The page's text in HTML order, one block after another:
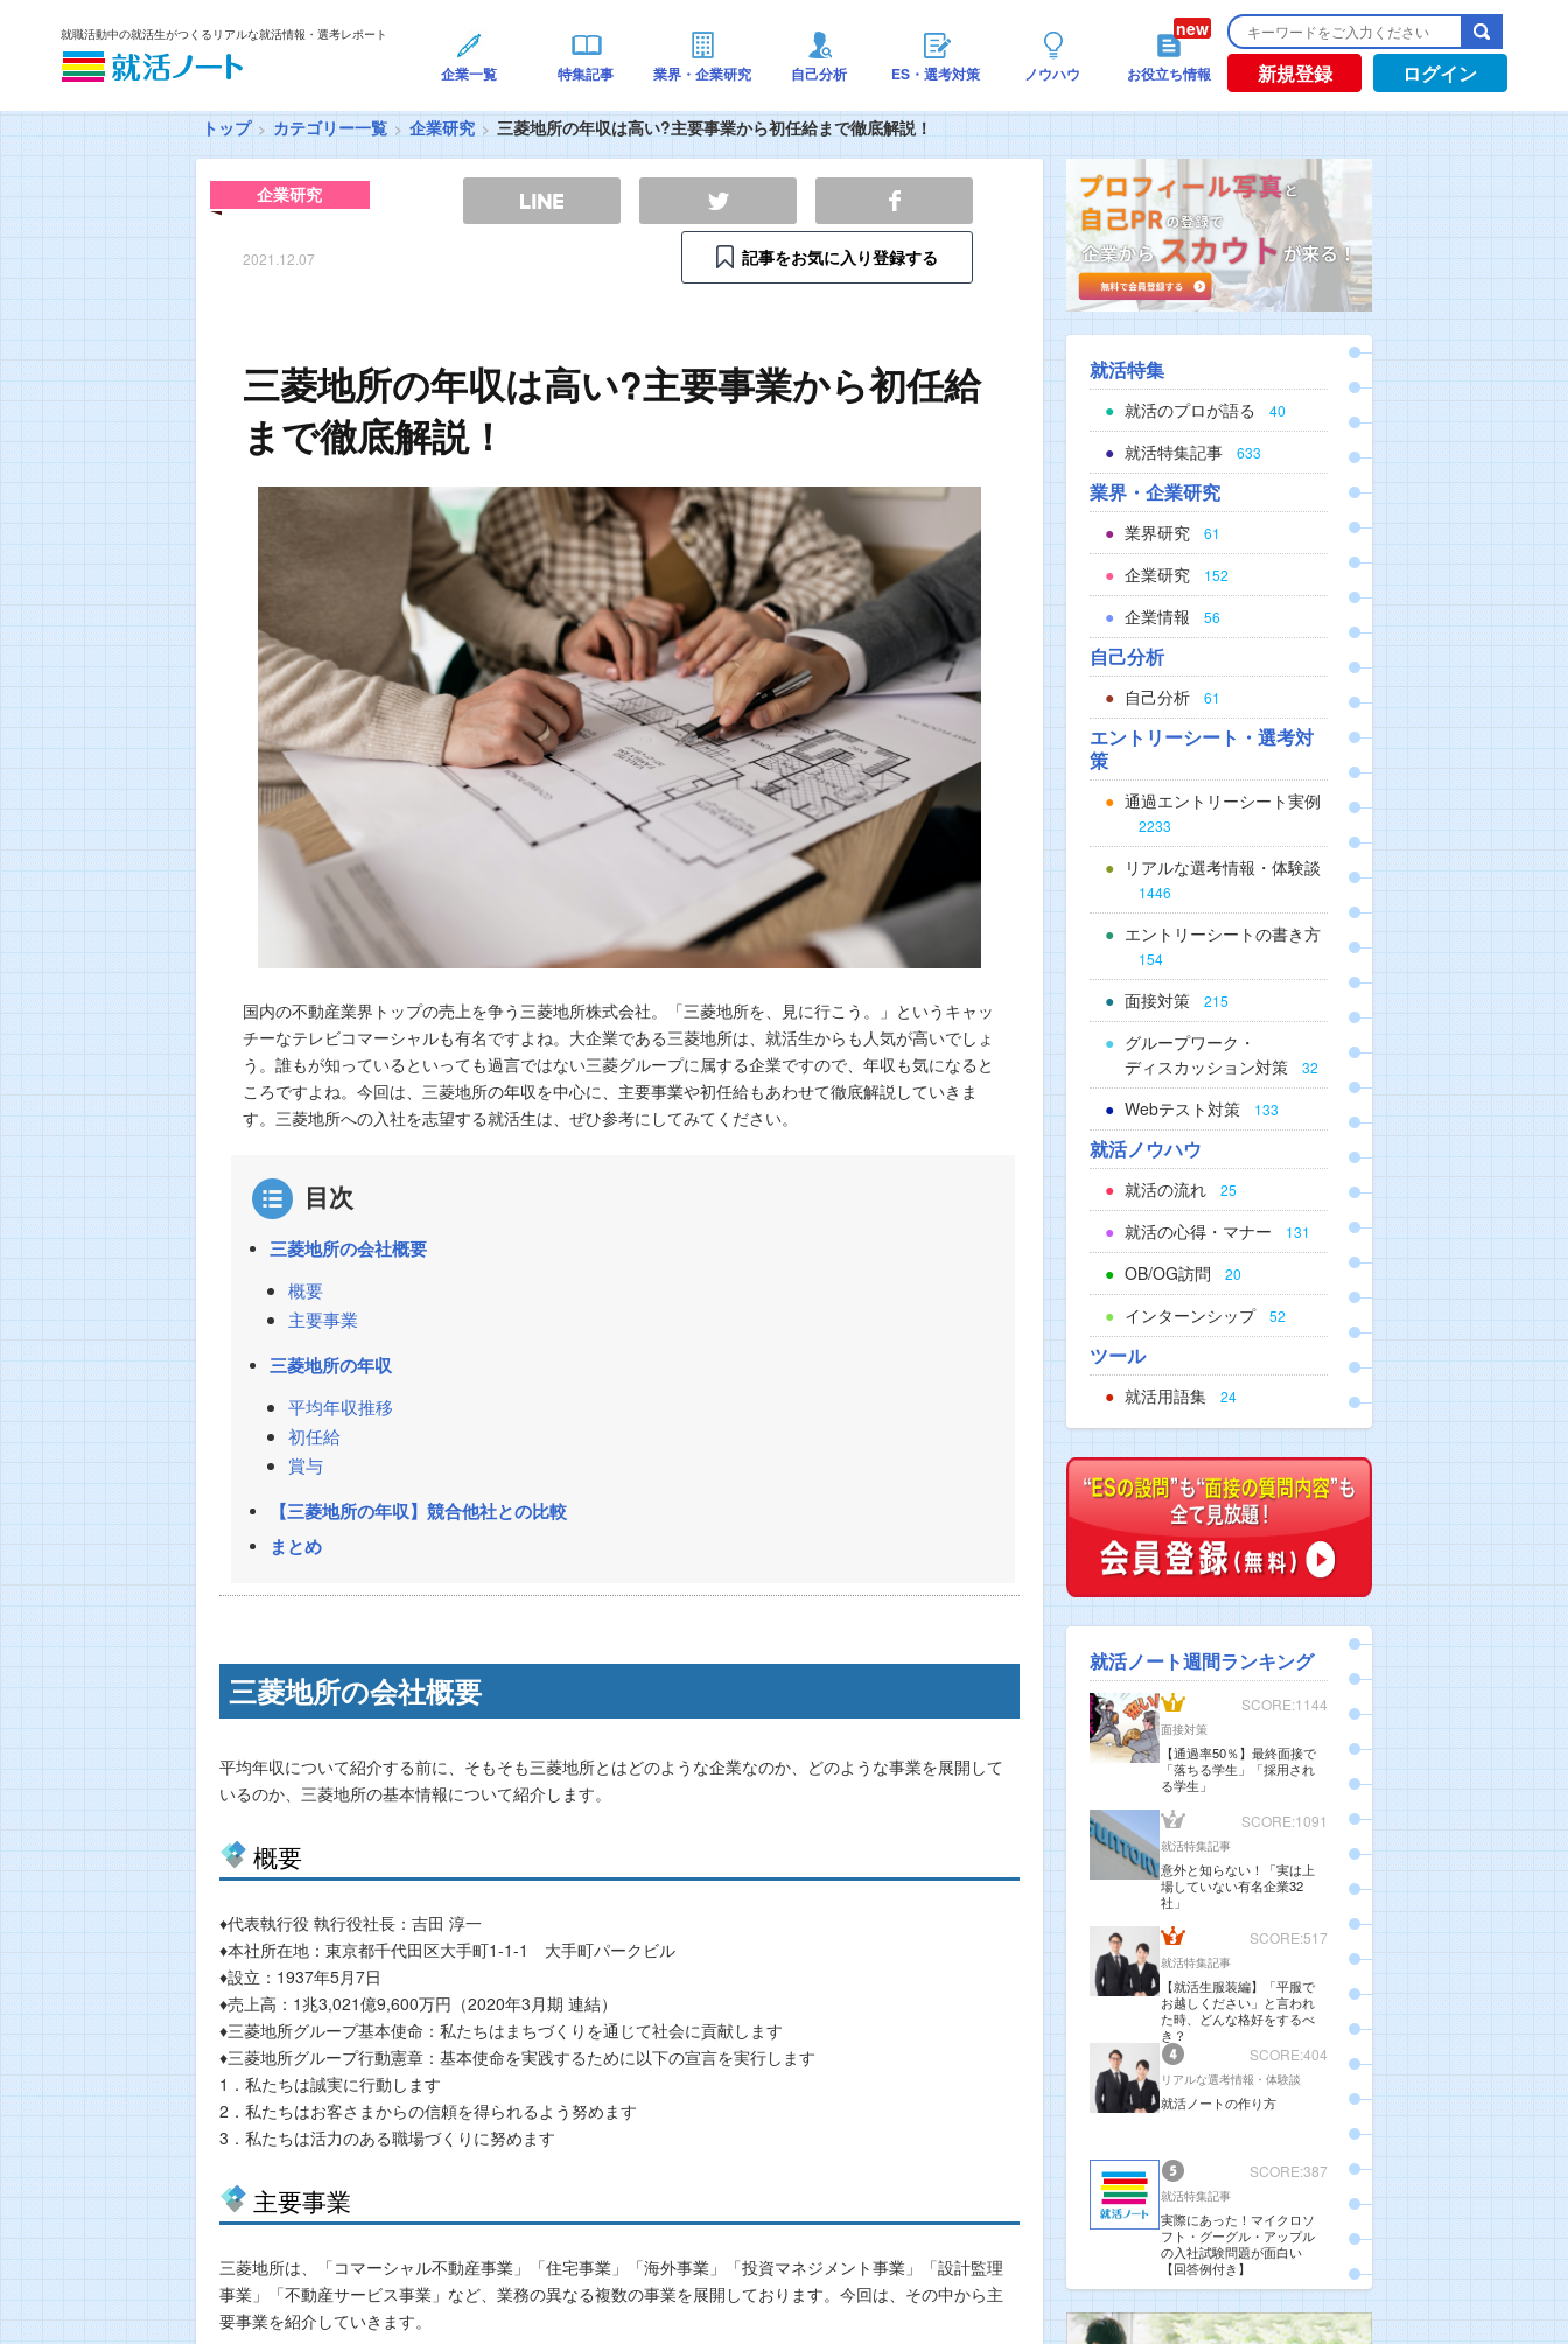
就職活動中の就活生がつくるリアルな就活情報・選考レポート
企業一覧 特集記事 業界・企業研究 自己分析 ES・選考対策 ノウハウ お役立ち情報 新規登録 ログイン
トップ カテゴリー一覧 企業研究 三菱地所の年収は高い?主要事業から初任給まで徹底解説！
企業研究
2021.12.07 記事をお気に入り登録する
三菱地所の年収は高い?主要事業から初任給
まで徹底解説！
国内の不動産業界トップの売上を争う三菱地所株式会社。「三菱地所を、見に行こう。」というキャッ
チーなテレビコマーシャルも有名ですよね。大企業である三菱地所は、就活生からも人気が高いでしょ
う。誰もが知っているといっても過言ではない三菱グループに属する企業ですので、年収も気になると
ころですよね。今回は、三菱地所の年収を中心に、主要事業や初任給もあわせて徹底解説していきま
す。三菱地所への入社を志望する就活生は、ぜひ参考にしてみてください。
目次
三菱地所の会社概要
概要
主要事業
三菱地所の年収
平均年収推移
初任給
賞与
【三菱地所の年収】競合他社との比較
まとめ
三菱地所の会社概要
平均年収について紹介する前に、そもそも三菱地所とはどのような企業なのか、どのような事業を展開して
いるのか、三菱地所の基本情報について紹介します。
概要
♦代表執行役 執行役社長：吉田 淳一
♦本社所在地：東京都千代田区大手町1-1-1 大手町パークビル
♦設立：1937年5月7日
♦売上高：1兆3,021億9,600万円（2020年3月期 連結）
♦三菱地所グループ基本使命：私たちはまちづくりを通じて社会に貢献します
♦三菱地所グループ行動憲章：基本使命を実践するために以下の宣言を実行します
1．私たちは誠実に行動します
2．私たちはお客さまからの信頼を得られるよう努めます
3．私たちは活力のある職場づくりに努めます
主要事業
三菱地所は、「コマーシャル不動産事業」「住宅事業」「海外事業」「投資マネジメント事業」「設計監理
事業」「不動産サービス事業」など、業務の異なる複数の事業を展開しております。今回は、その中から主
要事業を紹介していきます。
就活特集
就活のプロが語る 40
就活特集記事 633
業界・企業研究
業界研究 61
企業研究 152
企業情報 56
自己分析
自己分析 61
エントリーシート・選考対
策
通過エントリーシート実例
2233
リアルな選考情報・体験談
1446
エントリーシートの書き方
154
面接対策 215
グループワーク・
ディスカッション対策
32
Webテスト対策 133
就活ノウハウ
就活の流れ 25
就活の心得・マナー 131
OB/OG訪問 20
インターンシップ 52
ツール
就活用語集 24
就活ノート週間ランキング
SCORE:1144
面接対策
【通過率50％】最終面接で
「落ちる学生」「採用され
る学生」
SCORE:1091
就活特集記事
意外と知らない！「実は上
場していない有名企業32
社」
SCORE:517
就活特集記事
【就活生服装編】「平服で
お越しください」と言われ
た時、どんな格好をするべ
き？
SCORE:404
リアルな選考情報・体験談
就活ノートの作り方
SCORE:387
就活特集記事
実際にあった！マイクロソ
フト・グーグル・アップル
の入社試験問題が面白い
【回答例付き】